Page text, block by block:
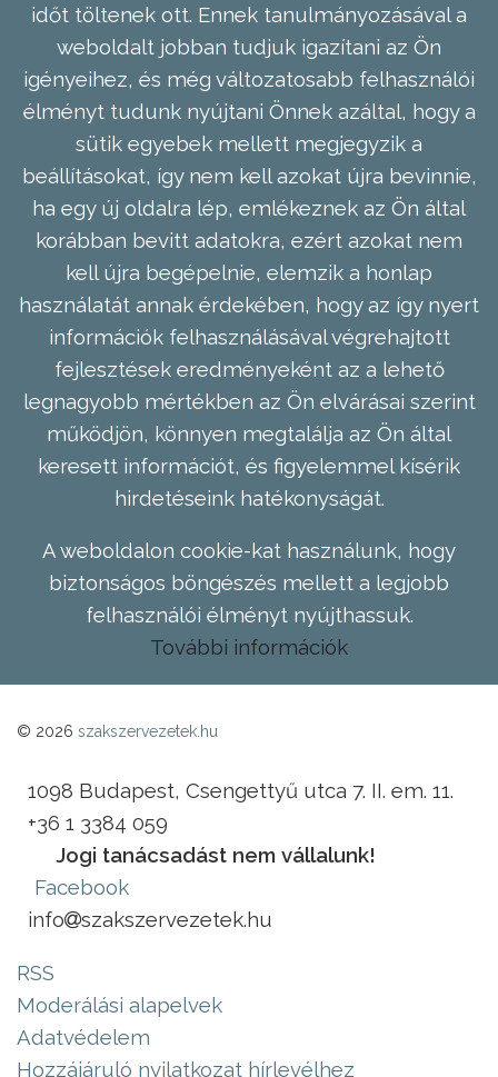
időt töltenek ott. Ennek tanulmányozásával a
weboldalt jobban tudjuk igazítani az Ön
igényeihez, és még változatosabb felhasználói
élményt tudunk nyújtani Önnek azáltal, hogy a
sütik egyebek mellett megjegyzik a
beállításokat, így nem kell azokat újra bevinnie,
ha egy új oldalra lép, emlékeznek az Ön által
korábban bevitt adatokra, ezért azokat nem
kell újra begépelnie, elemzik a honlap
használatát annak érdekében, hogy az így nyert
információk felhasználásával végrehajtott
fejlesztések eredményeként az a lehető
legnagyobb mértékben az Ön elvárásai szerint
működjön, könnyen megtalálja az Ön által
keresett információt, és figyelemmel kísérik
hirdetéseink hatékonyságát.
A weboldalon cookie-kat használunk, hogy
biztonságos böngészés mellett a legjobb
felhasználói élményt nyújthassuk.
További információk
© 2026 szakszervezetek.hu
1098 Budapest, Csengettyű utca 7. II. em. 11.
+36 1 3384 059
Jogi tanácsadást nem vállalunk!
Facebook
info
szakszervezetek.hu
RSS
Moderálási alapelvek
Adatvédelem
Hozzájáruló nyilatkozat hírlevélhez